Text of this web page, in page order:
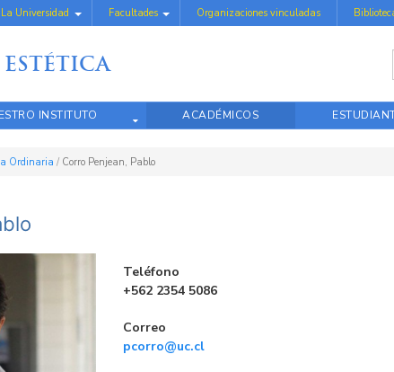
La Universidad Facultades Organizaciones vinculadas
INSTITUTO ACADÉMICOS
Ordinaria / Corro Penjean, Pablo
Teléfono
+562 2354 5086
Correo
pcorro@uc.cl